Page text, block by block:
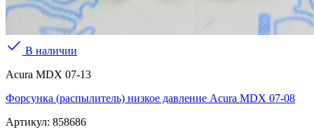
В наличии
Acura MDX 07-13
Форсунка (распылитель) низкое давление Acura MDX 07-08
Артикул: 858686